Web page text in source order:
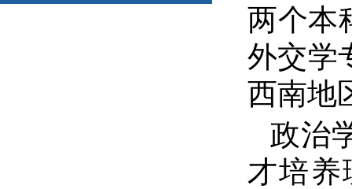
两个本
外交学
西南地
政治
才培养